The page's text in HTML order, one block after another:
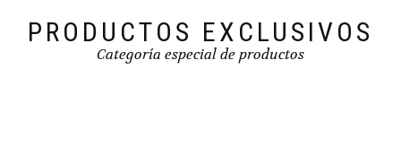
PRODUCTOS EXCLUSIVOS
Categoría especial de productos